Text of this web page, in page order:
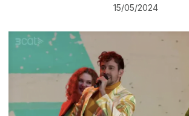
15/05/2024